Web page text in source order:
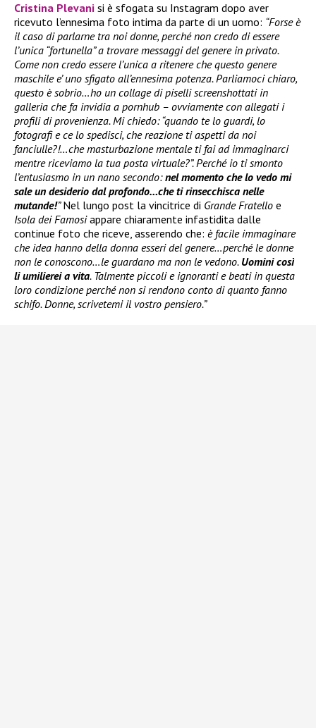
Cristina Plevani si è sfogata su Instagram dopo aver
ricevuto l’ennesima foto intima da parte di un uomo: “Forse è
il caso di parlarne tra noi donne, perché non credo di essere
l’unica “fortunella” a trovare messaggi del genere in privato.
Come non credo essere l’unica a ritenere che questo genere
maschile e’ uno sfigato all’ennesima potenza. Parliamoci chiaro,
questo è sobrio…ho un collage di piselli screenshottati in
galleria che fa invidia a pornhub – ovviamente con allegati i
profili di provenienza. Mi chiedo: “quando te lo guardi, lo
fotografi e ce lo spedisci, che reazione ti aspetti da noi
fanciulle?!…che masturbazione mentale ti fai ad immaginarci
mentre riceviamo la tua posta virtuale?”. Perché io ti smonto
l’entusiasmo in un nano secondo:nel momento che lo vedo mi
sale un desiderio dal profondo…che ti rinsecchisca nelle
mutande!”Nel lungo post la vincitrice di Grande Fratello e
Isola dei Famosiappare chiaramente infastidita dalle
continue foto che riceve, asserendo che: è facile immaginare
che idea hanno della donna esseri del genere…perché le donne
non le conoscono…le guardano ma non le vedono. Uomini così
li umilierei a vita. Talmente piccoli e ignoranti e beati in questa
loro condizione perché non si rendono conto di quanto fanno
schifo. Donne, scrivetemi il vostro pensiero.”